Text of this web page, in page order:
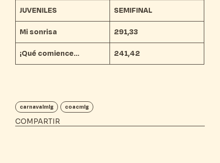
JUVENILES SEMIFINAL
Mi sonrisa 291,33
¡Qué comience… 241,42
carnavalmlg coacmlg
COMPARTIR